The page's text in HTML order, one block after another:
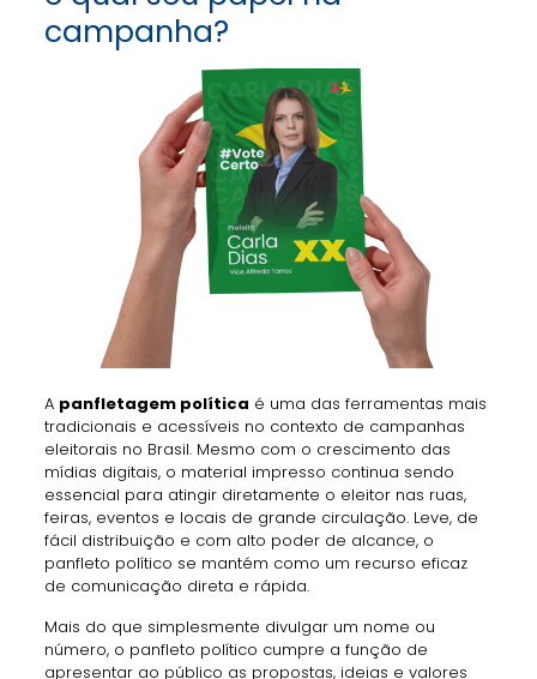
campanha?
A panfletagem política é uma das ferramentas mais
tradicionais e acessíveis no contexto de campanhas
eleitorais no Brasil. Mesmo com o crescimento das
mídias digitais, o material impresso continua sendo
essencial para atingir diretamente o eleitor nas ruas,
feiras, eventos e locais de grande circulação. Leve, de
fácil distribuição e com alto poder de alcance, o
panfleto político se mantém como um recurso eficaz
de comunicação direta e rápida.
Mais do que simplesmente divulgar um nome ou
número, o panfleto político cumpre a função de
apresentar ao público as propostas, ideias e valores